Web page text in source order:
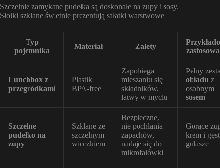
Szczelnie zamykane pudełka są doskonałe na zupy i sosy.
Słoiki szklane świetnie prezentują sałatki warstwowe.
Typ
pojemnika
Materiał Zalety
Lunchbox z
przegródkami
Plastik
BPA-free
Zapobiega
mieszaniu się
składników,
łatwy w myciu
Pełny
obiadu z
osobnym
sosem
Szczelne
pudełko na
zupy
Szklane ze
szczelnym
wieczkiem
Bezpieczne,
nie pochłania
zapachów,
nadaje się do
mikrofalówki
Gorące
krem i
gulasze